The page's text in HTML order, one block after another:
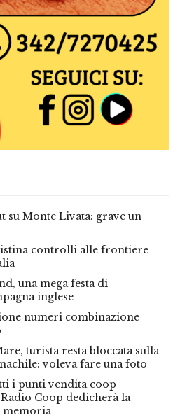
su Monte Livata: grave un
controlli alle frontiere
una mega festa di
inglese
numeri combinazione
turista resta bloccata sulla
voleva fare una foto
i punti vendita coop
Coop dedicherà la
memoria